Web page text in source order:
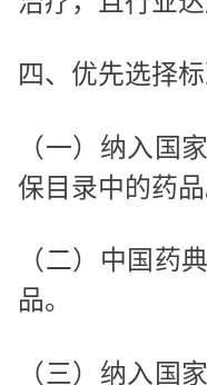
四、优先选择
（一）纳入国
保目录中的药品
（二）中国药
品。
（三）纳入国